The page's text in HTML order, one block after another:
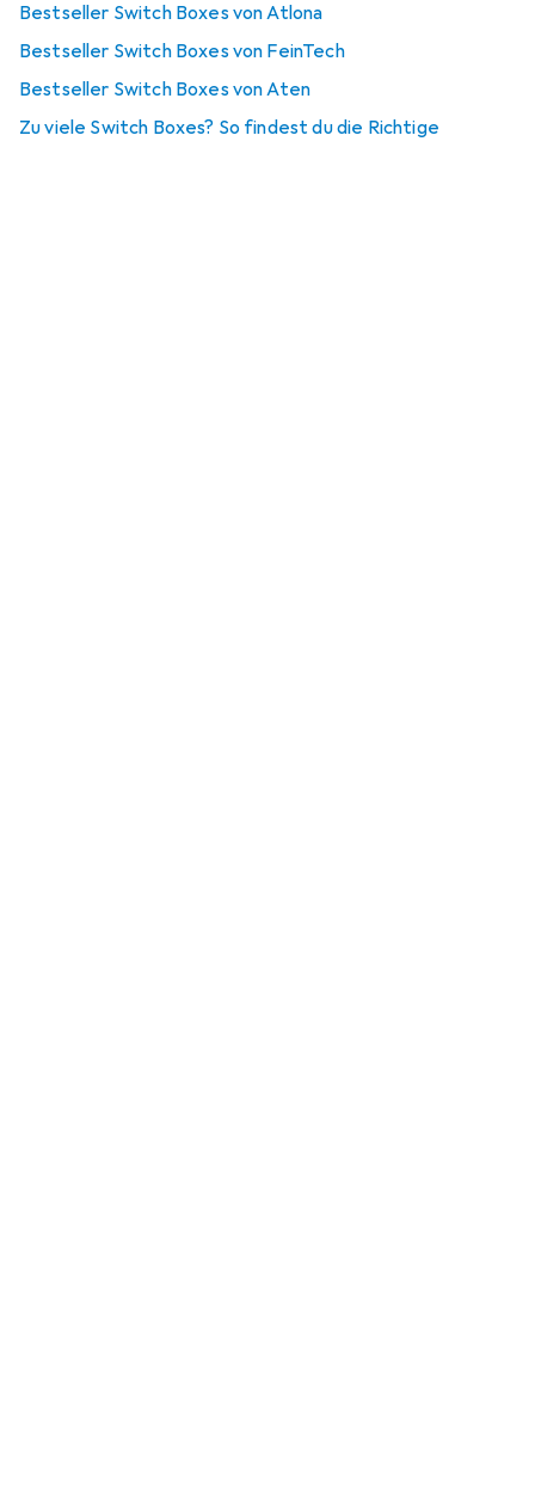
Bestseller Switch Boxes von Atlona
Bestseller Switch Boxes von FeinTech
Bestseller Switch Boxes von Aten
Zu viele Switch Boxes? So findest du die Richtige